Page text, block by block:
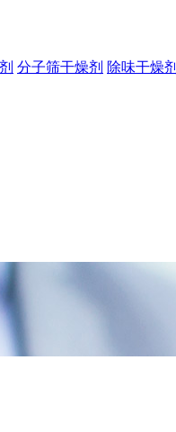
分子筛干燥剂 除味干燥剂